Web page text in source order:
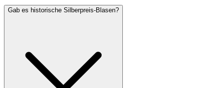
Gab es historische Silberpreis-Blasen?